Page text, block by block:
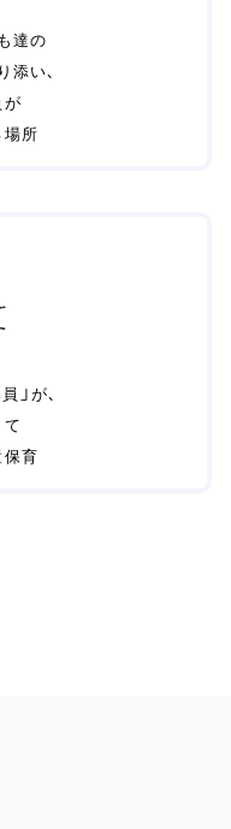
達の
添い、
が
場所
」が、
保育